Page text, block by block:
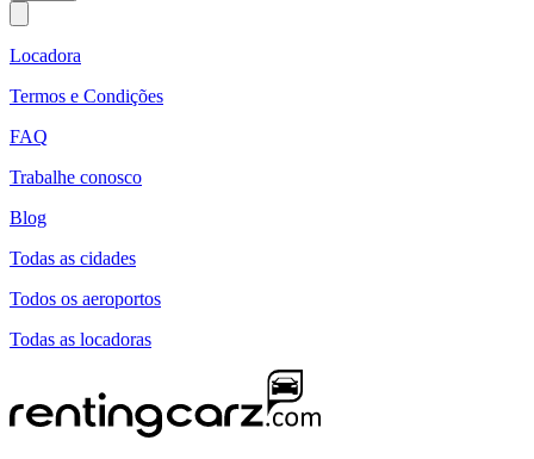
Locadora
Termos e Condições
FAQ
Trabalhe conosco
Blog
Todas as cidades
Todos os aeroportos
Todas as locadoras